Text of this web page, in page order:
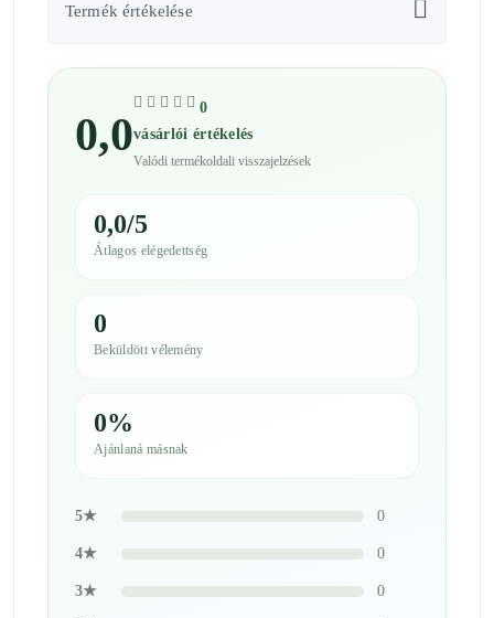
Termék értékelése
0,0
0
vásárlói értékelés
Valódi termékoldali visszajelzések
0,0/5
Átlagos elégedettség
0
Beküldött vélemény
0%
Ajánlaná másnak
5★ 0
4★ 0
3★ 0